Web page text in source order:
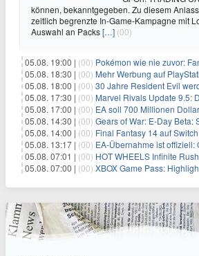
können, bekanntgegeben. Zu diesem
zeitlich begrenzte In-Game-Kampagne mit
Auswahl an Packs[…] (00)
05.08. 19:00 | (00) Pokémon wie nie zuvor: Fan-Mod bringt
05.08. 18:30 | (00) Mehr Werbung auf PlayStation? Sony
05.08. 18:00 | (00) 30 Jahre Resident Evil werden
05.08. 17:30 | (00) Marvel Rivals Update 9.5: Dateigröße wird
05.08. 17:00 | (00) EA soll 700 Millionen Dollar sparen – droht nach der
05.08. 14:30 | (00) Gears of War: E-Day Beta: Starttermin
05.08. 14:00 | (00) Final Fantasy 14 auf Switch 2
05.08. 13:17 | (00) EA-Übernahme ist offiziell: Gaming-
05.08. 07:01 | (00) HOT WHEELS Infinite Rush – Werft einen
05.08. 07:00 | (00) XBOX Game Pass: